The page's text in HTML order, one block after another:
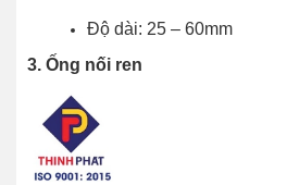
Độ dài: 25 – 60mm
3. Ống nối ren